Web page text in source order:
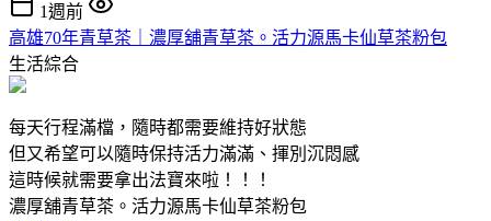
1週前
高雄70年青草茶｜濃厚舖青草茶。活力源馬卡仙草茶粉包
生活綜合
每天行程滿檔，隨時都需要維持好狀態
但又希望可以隨時保持活力滿滿、揮別沉悶感
這時候就需要拿出法寶來啦！！！
濃厚舖青草茶。活力源馬卡仙草茶粉包